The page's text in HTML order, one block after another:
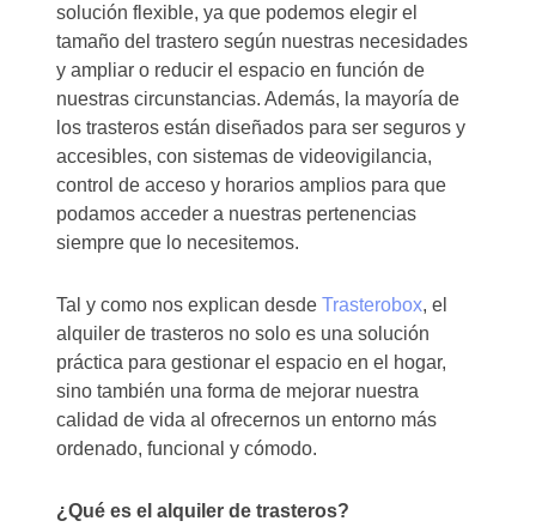
solución flexible, ya que podemos elegir el
tamaño del trastero según nuestras necesidades
y ampliar o reducir el espacio en función de
nuestras circunstancias. Además, la mayoría de
los trasteros están diseñados para ser seguros y
accesibles, con sistemas de videovigilancia,
control de acceso y horarios amplios para que
podamos acceder a nuestras pertenencias
siempre que lo necesitemos.
Tal y como nos explican desdeTrasterobox, el
alquiler de trasteros no solo es una solución
práctica para gestionar el espacio en el hogar,
sino también una forma de mejorar nuestra
calidad de vida al ofrecernos un entorno más
ordenado, funcional y cómodo.
¿Qué es el alquiler de trasteros?